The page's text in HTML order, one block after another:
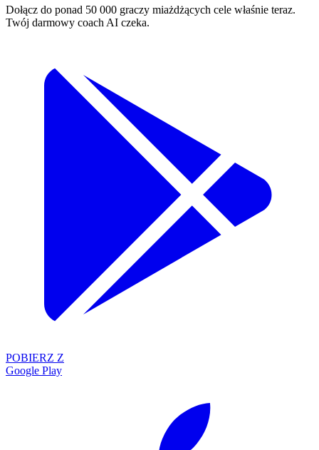
Dołącz do ponad 50 000 graczy miażdżących cele właśnie teraz.
Twój darmowy coach AI czeka.
POBIERZ Z
Google Play